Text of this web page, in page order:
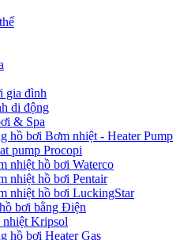
gia đình
di động
& Spa
hồ bơi Bơm nhiệt - Heater Pump
pump Procopi
nhiệt hồ bơi Waterco
nhiệt hồ bơi Pentair
nhiệt hồ bơi LuckingStar
bơi bằng Điện
Kripsol
hồ bơi Heater Gas